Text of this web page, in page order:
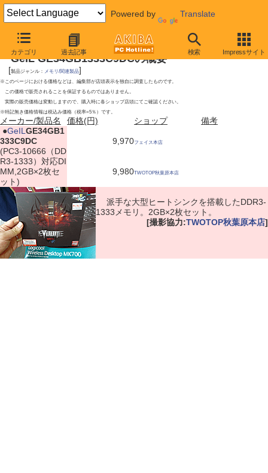
Powered by Translate
カテゴリ 過去記事 検索 Impressサイト
2009年9月19日号
GeIL GE34GB1333C9DCの概要
[製品ジャンル： メモリ/関連製品]
※このページにおける価格などは、編集部が店頭表示を独自に調査したものです。
この価格で販売されることを保証するものではありません。
実際の販売価格は変動しますので、購入時に各ショップ店頭にてご確認ください。
※特記無き価格情報は税込み価格（税率=5％）です。
メーカー/製品名 価格(円) ショップ
備考
●GeIL GE34GB1
333C9DC
(PC3-10666（DD
R3-1333）対応DI
MM,2GB×2枚セ
ット)
9,970フェイス本店
9,980TWOTOP秋葉原本店
派手な大型ヒートシンクを搭載したDDR3-
1333メモリ。2GB×2枚セット。
[撮影協力:TWOTOP秋葉原本店]